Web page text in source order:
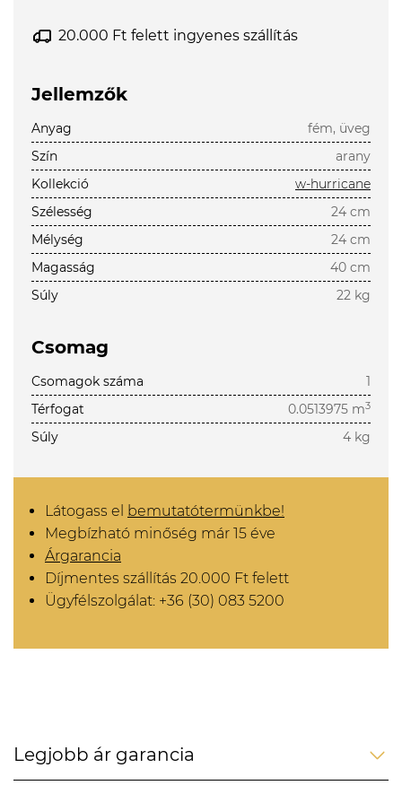
20.000 Ft felett ingyenes szállítás
Jellemzők
Anyag
fém, üveg
Szín
arany
Kollekció
w-hurricane
Szélesség
24 cm
Mélység
24 cm
Magasság
40 cm
Súly
22 kg
Csomag
Csomagok száma
1
Térfogat
0.0513975 m3
Súly 4 kg
Látogass el bemutatótermünkbe!
Megbízható minőség már 15 éve
Árgarancia
Díjmentes szállítás 20.000 Ft felett
Ügyfélszolgálat: +36 (30) 083 5200
Legjobb ár garancia